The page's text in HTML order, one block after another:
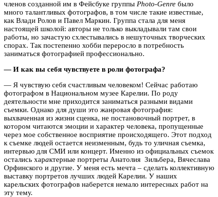
членов созданной им в Фейсбуке группы Photo-Genre было
много талантливых фотографов, в том числе такие известные,
как Влади Ролов и Павел Маркин. Группа стала для меня
настоящей школой: авторы не только выкладывали там свои
работы, но зачастую схлестывались в нешуточных творческих
спорах. Так постепенно хобби переросло в потребность
заниматься фотографией профессионально.
— И как вы себя чувствуете в роли фотографа?
— Я чувствую себя счастливым человеком! Сейчас работаю
фотографом в Национальном музее Карелии. По роду
деятельности мне приходится заниматься разными видами
съемки. Однако для души это жанровая фотография:
выхваченная из жизни сценка, не постановочный портрет, в
котором читаются эмоции и характер человека, пропущенные
через мое собственное восприятие происходящего. Этот подход
к съемке людей остается неизменным, будь то уличная съемка,
интервью для СМИ или концерт. Именно из официальных съемок
остались характерные портреты Анатолия Зильбера, Вячеслава
Орфинского и другие. У меня есть мечта – сделать коллективную
выставку портретов лучших людей Карелии. У наших
карельских фотографов наберется немало интересных работ на
эту тему.